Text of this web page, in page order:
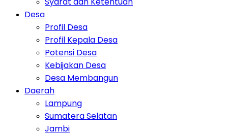
Desa
Profil Desa
Profil Kepala Desa
Potensi Desa
Kebijakan Desa
Desa Membangun
Daerah
Lampung
Sumatera Selatan
Jambi